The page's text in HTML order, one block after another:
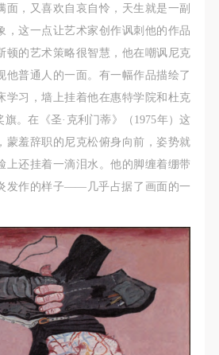
面，又喜欢自哀自怜，天生就是一副
，这一点让艺术家创作讽刺他的作品
顿的艺术策略很智慧，他在嘲讽尼克
他普通人的一面。有一幅作品描绘了
学习，墙上挂着他在惠特学院和杜克
。在《圣·克利门蒂》（1975年）这
蒙羞辞职的尼克松俯身向前，姿势就
上还挂着一滴泪水。他的脚缠着绷带
作的样子——几乎占据了画面的一
期间的人身安全责任自负。鼓
安全保险。活动中一旦出现事
当事人及美术馆将不承担人身
互相援助的义务。参加活动的
织实施救援工作，但对事故本
和经济责任。参加本次活动者
及相关连带责任。
期间应主动遵守美术馆活动秩
展示、展览、馆藏艺术作品及
一旦因个人原因造成美术馆场
生品等受到不同程度的损失、
故当事人及美术馆将不承担相
参与活动者根据相应的法律条
期间的人身安全责任自负。鼓
安全保险。活动中一旦出现事
当事人及美术馆将不承担人身
互相援助的义务。参加活动的
织实施救援工作，但对事故本
和经济责任。参加本次活动者
及相关连带责任。
期间应主动遵守美术馆活动秩
展示、展览、馆藏艺术作品及
一旦因个人原因造成美术馆场
生品等受到不同程度的损失、
故当事人及美术馆将不承担相
参与活动者根据相应的法律条
期间的人身安全责任自负。鼓
安全保险。活动中一旦出现事
当事人及美术馆将不承担人身
互相援助的义务。参加活动的
织实施救援工作，但对事故本
和经济责任。参加本次活动者
及相关连带责任。
期间应主动遵守美术馆活动秩
展示、展览、馆藏艺术作品及
一旦因个人原因造成美术馆场
生品等受到不同程度的损失、
故当事人及美术馆将不承担相
参与活动者根据相应的法律条